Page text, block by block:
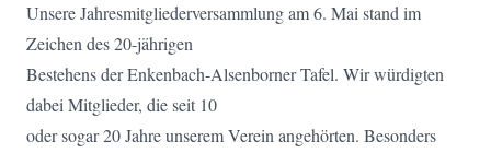
Unsere Jahresmitgliederversammlung am 6. Mai stand im
Zeichen des 20-jährigen
Bestehens der Enkenbach-Alsenborner Tafel. Wir würdigten
dabei Mitglieder, die seit 10
oder sogar 20 Jahre unserem Verein angehörten. Besonders